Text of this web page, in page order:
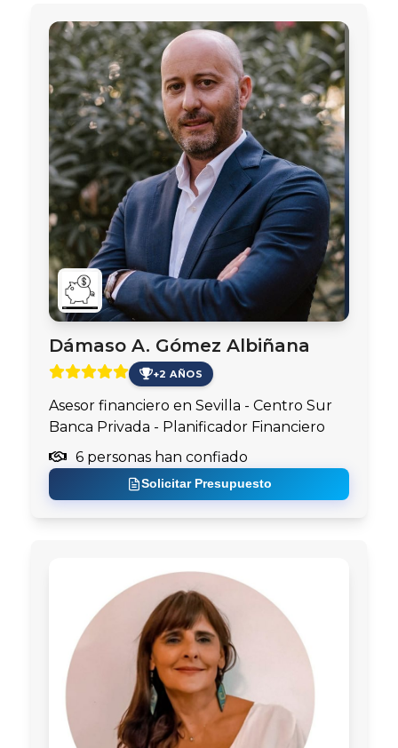
Dámaso A. Gómez Albiñana
+2 AÑOS
Asesor financiero en Sevilla - Centro Sur
Banca Privada - Planificador Financiero
6 personas han confiado
Solicitar Presupuesto